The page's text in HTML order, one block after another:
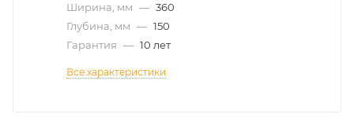
Ширина, мм — 360
Глубина, мм — 150
Гарантия — 10 лет
Все характеристики